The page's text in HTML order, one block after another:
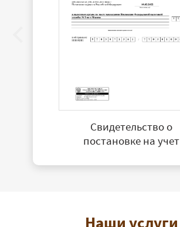
Свидетельство о
постановке на учет
Наши услуги